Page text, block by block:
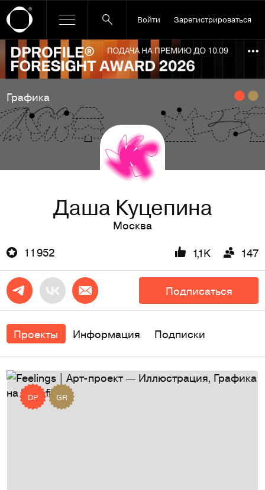
Войти Зарегистрироваться
Ссылка баннера
Графика
Даша Куцепина
Москва
11 952
1,1K 147
Подписаться
Проекты Информация Подписки
DP GR